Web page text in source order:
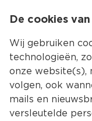
Terug
De cookies van
Wij gebruiken
technologieën,
onze website(s),
volgen, ook
mails en
versleutelde